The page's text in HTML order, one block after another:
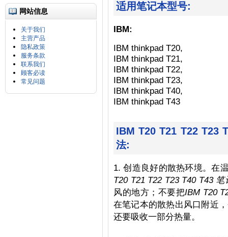
网站信息
关于我们
主营产品
隐私政策
服务条款
联系我们
顾客必读
常见问题
适用笔记本型号:
IBM:
IBM thinkpad T20,
IBM thinkpad T21,
IBM thinkpad T22,
IBM thinkpad T23,
IBM thinkpad T40,
IBM thinkpad T43
IBM T20 T21 T22 T23
法:
1. 创造良好的散热环境。在
T20 T21 T22 T23 T40 T43
风的地方；不要把IBM T20
在笔记本的散热出风口附近
还要吸收一部分热量。